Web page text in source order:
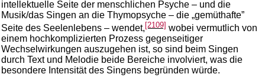
intellektuelle Seite der menschlichen Psyche – und die
Musik/das Singen an die Thymopsyche – die „gemüthafte”
Seite des Seelenlebens – wendet,[2109] wobei vermutlich von
einem hochkomplizierten Prozess gegenseitiger
Wechselwirkungen auszugehen ist, so sind beim Singen
durch Text und Melodie beide Bereiche involviert, was die
besondere Intensität des Singens begründen würde.